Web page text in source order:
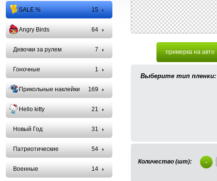
примерка на авто
Выберите тип пленки:
Количество (шт): -
SALE % 15
Angry Birds 64
Девочки за рулем 7
Гоночные 1
Прикольные наклейки 169
Hello kitty 21
Новый Год 31
Патриотические 54
Военные 14